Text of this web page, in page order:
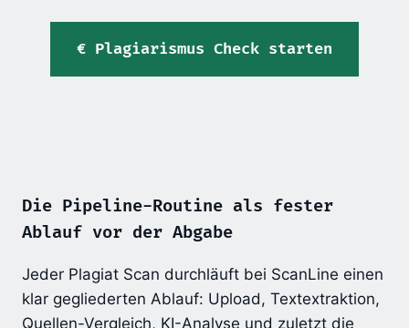
Plagiarismus Check starten
Die Pipeline-Routine als fester
Ablauf vor der Abgabe
Jeder Plagiat Scan durchläuft bei ScanLine einen
klar gegliederten Ablauf: Upload, Textextraktion,
Quellen-Vergleich, KI-Analyse und zuletzt die